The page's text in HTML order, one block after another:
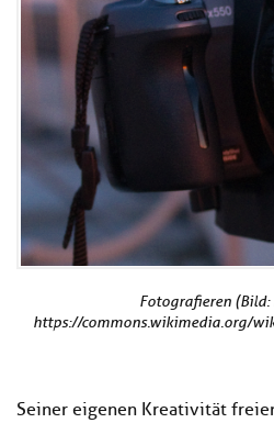
Fotografieren (Bild:
https://commons.wikimedia.org/
Seiner eigenen Kreativität